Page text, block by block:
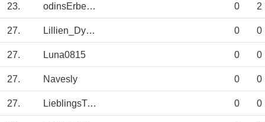
23. odinsErbe95 0 2
27. Lillien_Dynamo 0 0
27. Luna0815 0 0
27. Navesly 0 0
27. LieblingsTipp 0 0